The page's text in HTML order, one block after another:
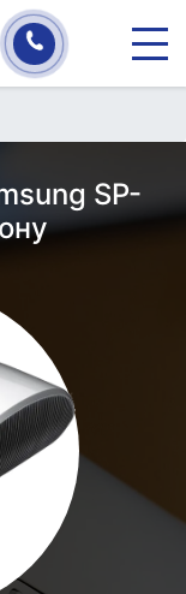
SP-